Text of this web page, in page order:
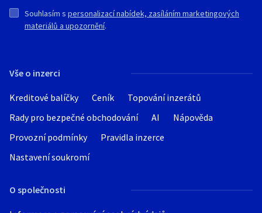
Vše o inzerci
Kreditové balíčky Ceník
Topování inzerátů
Rady pro bezpečné obchodování
AI
Nápověda
Provozní podmínky
Pravidla inzerce
Nastavení soukromí
O společnosti
Souhlasím s personalizací nabídek, zasíláním marketingových
materiálů a upozornění.